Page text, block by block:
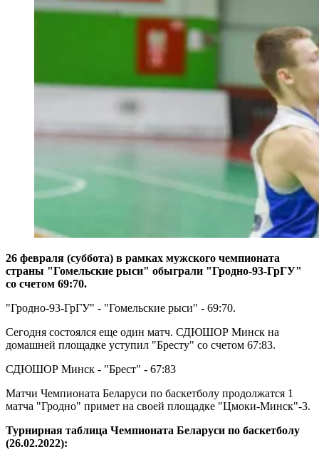
26 февраля (суббота) в рамках мужского чемпионата
страны "Гомельские рыси" обыграли "Гродно-93-ГрГУ"
со счетом 69:70.
"Гродно-93-ГрГУ" - "Гомельские рыси" - 69:70.
Сегодня состоялся еще один матч. СДЮШОР Минск на
домашней площадке уступил "Бресту" со счетом 67:83.
СДЮШОР Минск - "Брест" - 67:83
Матчи Чемпионата Беларуси по баскетболу продолжатся 1
матча "Гродно" примет на своей площадке "Цмоки-Минск"-3.
Турнирная таблица Чемпионата Беларуси по баскетболу
(26.02.2022):